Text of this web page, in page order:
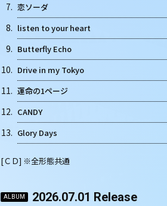
7. 恋ソーダ
8. listen to your heart
9. Butterfly Echo
10. Drive in my Tokyo
11. 運命の1ページ
12. CANDY
13. Glory Days
[ＣＤ] ※全形態共通
ALBUM
2026.07.01 Release